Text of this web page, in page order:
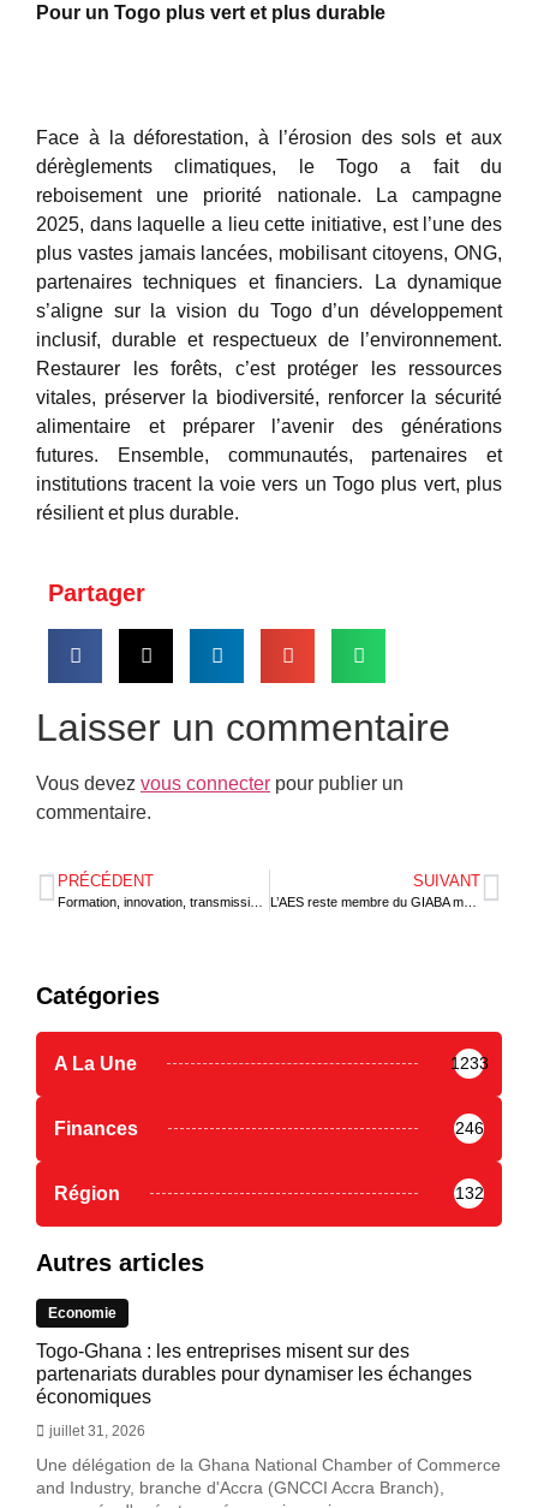
Pour un Togo plus vert et plus durable
Face à la déforestation, à l’érosion des sols et aux
dérèglements climatiques, le Togo a fait du
reboisement une priorité nationale. La campagne
2025, dans laquelle a lieu cette initiative, est l’une des
plus vastes jamais lancées, mobilisant citoyens, ONG,
partenaires techniques et financiers. La dynamique
s’aligne sur la vision du Togo d’un développement
inclusif, durable et respectueux de l’environnement.
Restaurer les forêts, c’est protéger les ressources
vitales, préserver la biodiversité, renforcer la sécurité
alimentaire et préparer l’avenir des générations
futures. Ensemble, communautés, partenaires et
institutions tracent la voie vers un Togo plus vert, plus
résilient et plus durable.
Partager
Laisser un commentaire
Vous devez vous connecter pour publier un
commentaire.
PRÉCÉDENT SUIVANT
L’AES reste membre du GIABA malgré son départ de la CEDEAO
Catégories
A La Une 1233
Finances 246
Région 132
Autres articles
Economie
Togo-Ghana : les entreprises misent sur des
partenariats durables pour dynamiser les échanges
économiques
juillet 31, 2026
Une délégation de la Ghana National Chamber of Commerce
and Industry, branche d'Accra (GNCCI Accra Branch),